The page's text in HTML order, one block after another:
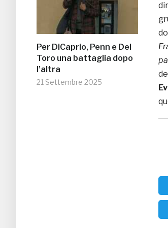
Per DiCaprio, Penn e Del
Toro una battaglia dopo
l’altra
21 Settembre 2025